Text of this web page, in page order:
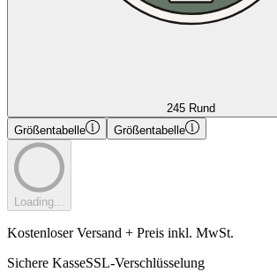
245 Rund
Größentabelle
Größentabelle
Loading...
Kostenloser Versand + Preis inkl. MwSt.
Sichere KasseSSL-Verschlüsselung